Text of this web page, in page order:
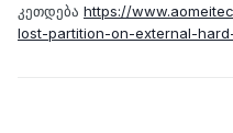
კეთდება https://
lost-partition-on-external-